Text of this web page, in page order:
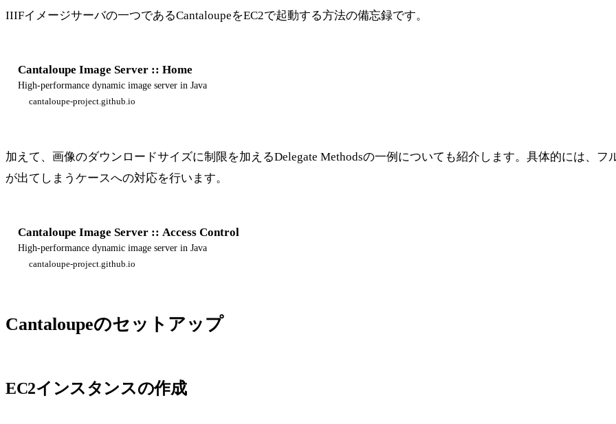
IIIFイメージサーバの一つであるCantaloupeをEC2で起動する方法の備忘録です。
Cantaloupe Image Server :: Home
High-performance dynamic image server in Java
cantaloupe-project.github.io
加えて、画像のダウンロードサイズに制限を加えるDelegate Methodsの一例についても紹介します。具体的には、
が出てしまうケースへの対応を行います。
Cantaloupe Image Server :: Access Control
High-performance dynamic image server in Java
cantaloupe-project.github.io
Cantaloupeのセットアップ
EC2インスタンスの作成